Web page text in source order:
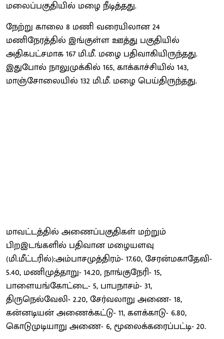
மலைப்பகுதியில் மழை நீடித்தது.
நேற்று காலை 8 மணி வரையிலான 24
மணிநேரத்தில் இங்குள்ள ஊத்து பகுதியில்
அதிகபட்சமாக 167 மி.மீ. மழை பதிவாகியிருந்தது.
இதுபோல் நாலுமுக்கில் 165, காக்காச்சியில் 143,
மாஞ்சோலையில் 132 மி.மீ. மழை பெய்திருந்தது.
மாவட்டத்தில் அணைப்பகுதிகள் மற்றும்
பிறஇடங்களில் பதிவான மழையளவு
(மி.மீட்டரில்):அம்பாசமுத்திரம்- 17.60, சேரன்மகாதேவி-
5.40, மணிமுத்தாறு- 14.20, நாங்குநேரி- 15,
பாளையங்கோட்டை- 5, பாபநாசம்- 31,
திருநெல்வேலி- 2.20, சேர்வலாறு அணை- 18,
கன்னடியன் அணைக்கட்டு- 11, களக்காடு- 6.80,
கொடுமுடியாறு அணை- 6, மூலைக்கரைப்பட்டி- 20.